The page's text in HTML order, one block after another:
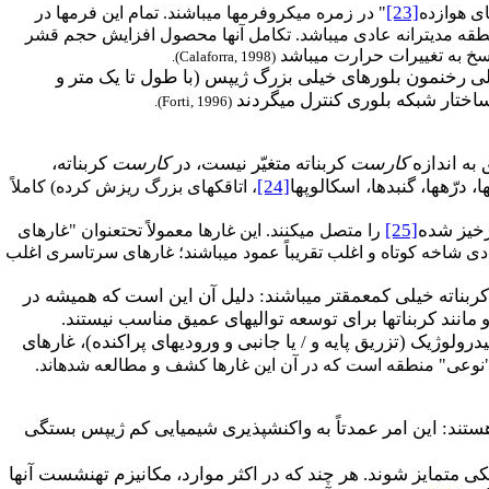
هوازده[23]" در زمر­ه میکروفرم­ها می­باشند. تمام این فرم­ها در
ژیپس میسی­نین در منطقه مدیترانه عادی می­باشد. تکامل آنها محصول افزایش حجم قشر
به تغییرات حرارت می­باشد (Calaforra, 1998)
ولی رخنمون بلورهای خیلی بزرگ ژیپس (با طول تا یک متر و
شبکه بلوری کنترل می­گردند (Forti, 1996)
به اندازهکارست کربناته متغیّر نیست، درکارست کربناته،
گنبدها، اسکالوپ­ها[24]، اتاقک­های بزرگ ریزش کرده) کاملاً
شده[25] را متصل می­کنند. این غارها معمولاً تحت­عنوان "غارهای
کوتاه و اغلب تقریباً عمود می­باشند؛ غارهای سرتاسری اغلب
کربناته خیلی کم­عمق­تر می­باشند: دلیل آن این است که همیشه در
کربنات­ها برای توسعه توالی­های عمیق مناسب نیستند.
ولوآنکه، در شرایط خاص هیدرولوژیک (تزریق پایه و / یا جانبی و ورودی­های پراکنده)، غارهای
"نوعی" منطقه است که در آن این غارها کشف و مطالعه شده­اند.
هستند: این امر عمدتاً به واکنش­پذیری شیمیایی کم ژیپس بستگی
شوند. هر چند که در اکثر موارد، مکانیزم ته­نشست آنها